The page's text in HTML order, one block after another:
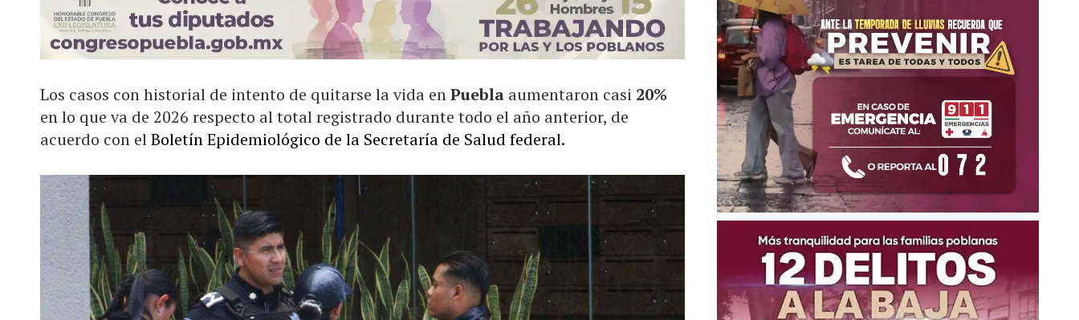
Los casos con historial de intento de quitarse la vida enPuebla aumentaron casi 20%
en lo que va de 2026 respecto al total registrado durante todo el año anterior, de
acuerdo con elBoletín Epidemiológico de la Secretaría de Salud federal.